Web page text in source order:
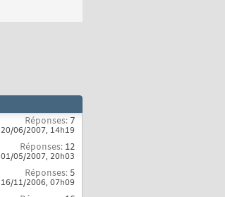
Réponses: 7
20/06/2007, 14h19
Réponses: 12
01/05/2007, 20h03
Réponses: 5
16/11/2006, 07h09